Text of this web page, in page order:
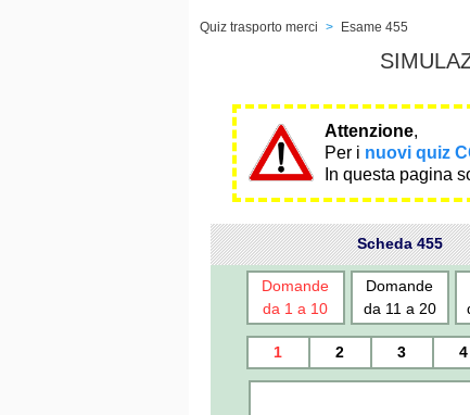
Quiz trasporto merci > Esame 455
Attenzione,
Per i nuovi quiz
In questa pagina
Scheda 455
Domande
da 1 a 10
Domande
da 11 a 20
1 2 3 4